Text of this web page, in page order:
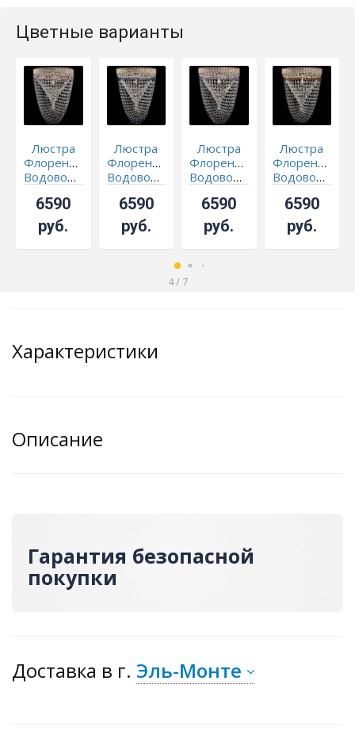
Цветные варианты
Люстра
Флоренция
Водоворот
6590
руб.
Люстра
Флоренция
Водоворот
6590
руб.
Люстра
Флоренция
Водоворот
6590
руб.
Люстра
Флоренция
Водоворот
6590
руб.
4/ 7
Характеристики
Описание
Гарантия безопасной
покупки
Доставка в г. Эль-Монте